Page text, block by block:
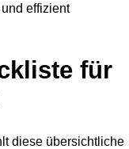
effizient
für
diese übersichtliche